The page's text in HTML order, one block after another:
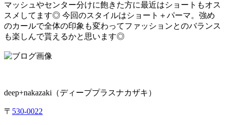
マッシュやセンター分けに飽きた方に最近はショートもオス
スメしてます◎ 今回のスタイルはショート＋パーマ。強め
のカールで全体の印象も変わってファッションとのバランス
も楽しんで貰えるかと思います◎
deep+nakazaki （ディーププラスナカザキ）
〒 530-0022